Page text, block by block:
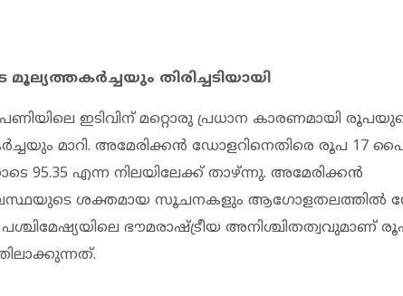
തിരിച്ചടിയായി
ഇടിവിന് മറ്റൊരു പ്രധാന കാരണമായി
മാറി. അമേരിക്കൻ ഡോളറിനെതിരെ രൂപ 17
95.35 എന്ന നിലയിലേക്ക് താഴ്ന്നു. അമേരിക്കൻ
ശക്തമായ സൂചനകളും ആഗോളതലത്തിൽ
ഭൗമരാഷ്ട്രീയ അനിശ്ചിതത്വവുമാണ്